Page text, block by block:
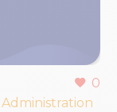
0
Administration